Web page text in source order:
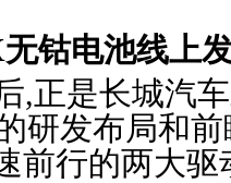
钴电池线上
,正是长城汽
发布局和前
前行的两大驱